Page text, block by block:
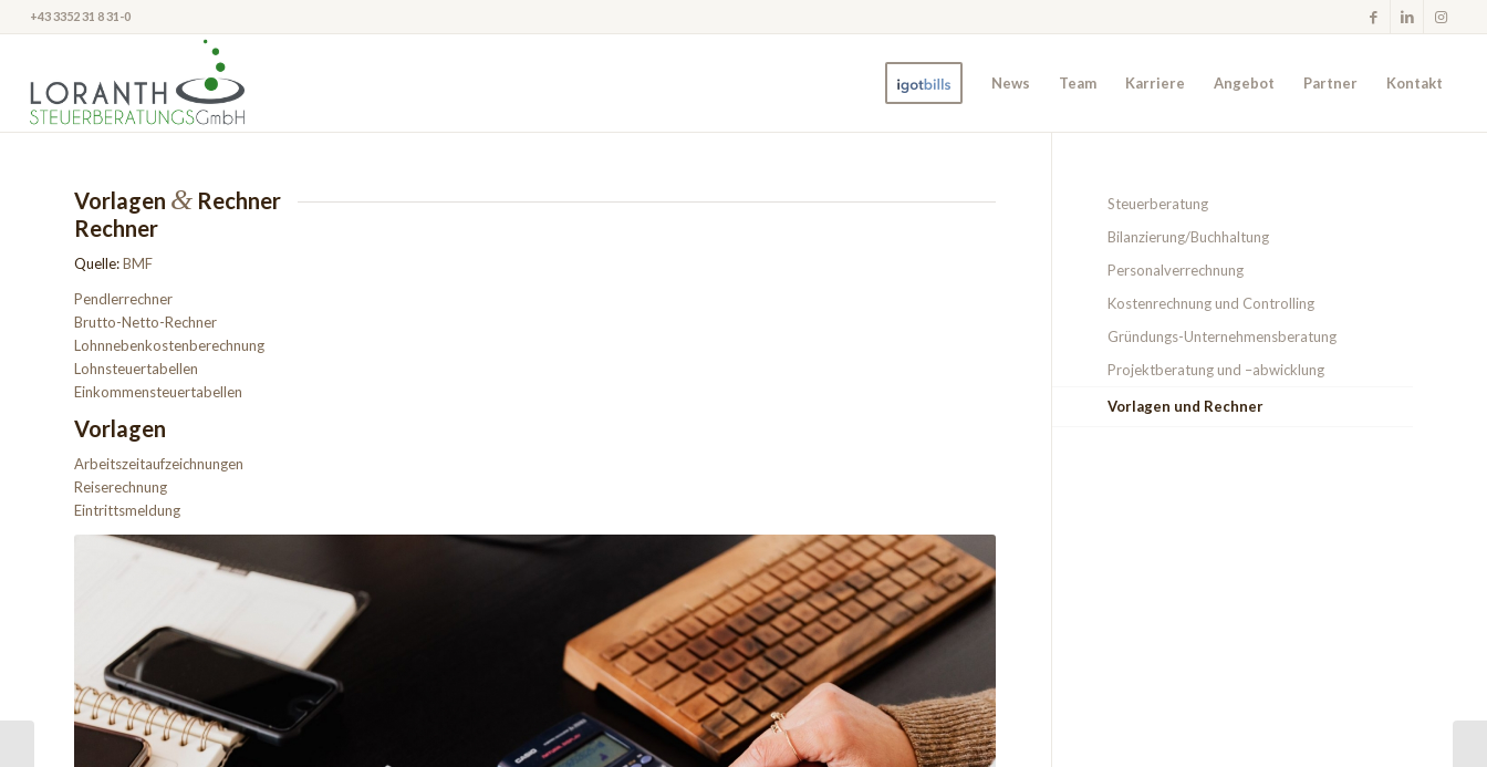
+43 3352 31 8 31-0
News Team Karriere Angebot Partner Kontakt
Vorlagen & Rechner
Rechner
Quelle:BMF
Pendlerrechner
Brutto-Netto-Rechner
Lohnnebenkostenberechnung
Lohnsteuertabellen
Einkommensteuertabellen
Vorlagen
Arbeitszeitaufzeichnungen
Reiserechnung
Eintrittsmeldung
Steuerberatung
Bilanzierung/Buchhaltung
Personalverrechnung
Kostenrechnung und Controlling
Gründungs-Unternehmensberatung
Projektberatung und –abwicklung
Vorlagen und Rechner